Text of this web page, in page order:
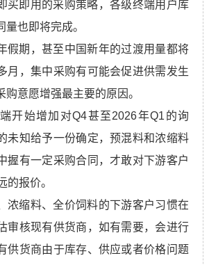
买即用的采购策略，各级终端用户库
也即将完成。
假期，甚至中国新年的过渡用量都将
月，集中采购有可能会促进供需发生
购意愿增强最主要的原因。
开始增加对Q4甚至2026年Q1的询
未知给予一份确定，预混料和浓缩料
握有一定采购合同，才敢对下游客户
的报价。
浓缩料、全价饲料的下游客户习惯在
审核现有供货商，如有需要，会进行
供货商由于库存、供应或者价格问题